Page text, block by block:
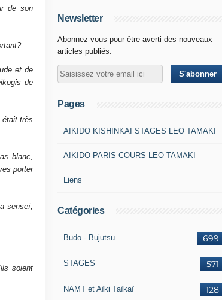
de son
et de
de
très
blanc,
porter
senseï,
soient
Newsletter
Abonnez-vous pour être averti des nouveaux
articles publiés.
Pages
AIKIDO KISHINKAI STAGES LEO TAMAKI
AIKIDO PARIS COURS LEO TAMAKI
Liens
Catégories
699
Budo - Bujutsu
571
STAGES
128
NAMT et Aïki Taïkaï